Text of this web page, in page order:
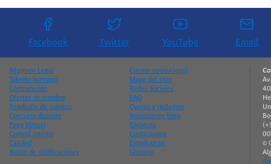
Facebook Twitter YouTube Email
Régimen Legal
Talento humano
Contratación
Ofertas de empleo
Rendición de cuentas
Concurso docente
Pago Virtual
Control interno
Calidad
Buzón de notificaciones
Correo institucional
Mapa del sitio
Redes Sociales
FAQ
Quejas y reclamos
Atención en línea
Encuesta
Contáctenos
Estadísticas
Glosario
©